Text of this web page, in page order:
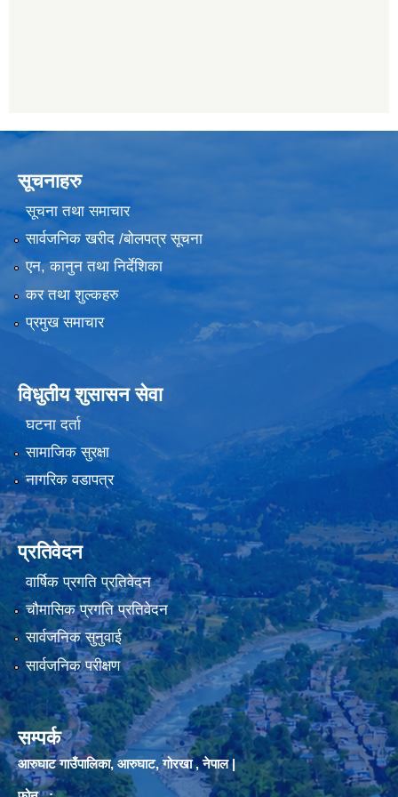
सूचनाहरु
सूचना तथा समाचार
सार्वजनिक खरीद /बोलपत्र सूचना
एन, कानुन तथा निर्देशिका
कर तथा शुल्कहरु
प्रमुख समाचार
विधुतीय शुसासन सेवा
घटना दर्ता
सामाजिक सुरक्षा
नागरिक वडापत्र
प्रतिवेदन
वार्षिक प्रगति प्रतिवेदन
चौमासिक प्रगति प्रतिवेदन
सार्वजनिक सुनुवाई
सार्वजनिक परीक्षण
सम्पर्क
आरुघाट गाउँपालिका, आरुघाट, गोरखा , नेपाल |